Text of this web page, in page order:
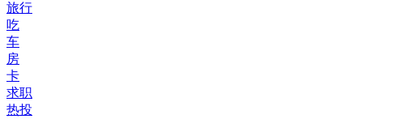
旅行
吃
车
房
卡
求职
热投